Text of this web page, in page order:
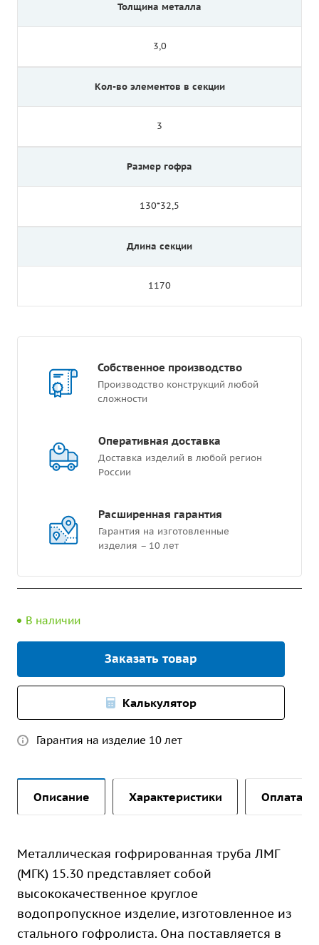
Толщина металла
3,0
Кол-во элементов в секции
3
Размер гофра
130*32,5
Длина секции
1170
Собственное производство
Производство конструкций любой
сложности
Оперативная доставка
Доставка изделий в любой регион
России
Расширенная гарантия
Гарантия на изготовленные
изделия – 10 лет
В наличии
Заказать товар
Калькулятор
Гарантия на изделие 10 лет
Описание Характеристики Оплата и
Металлическая гофрированная труба ЛМГ
(МГК) 15.30 представляет собой
высококачественное круглое
водопропускное изделие, изготовленное из
стального гофролиста. Она поставляется в